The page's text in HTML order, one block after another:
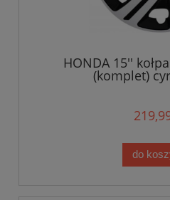
HONDA 15''
(komplet)
do